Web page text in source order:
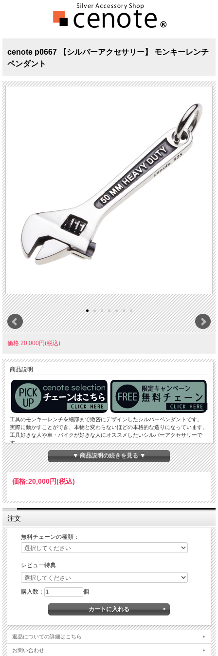
cenote p0667 【シルバーアクセサリー】 モンキーレンチ
ペンダント
価格:20,000円(税込)
商品説明
工具のモンキーレンチを細部まで緻密にデザインしたシルバーペンダントです。
実際に動かすことができ、本物と変わらないほどの本格的な造りになっています。
工具好きな人や車・バイクが好きな人にオススメしたいシルバーアクセサリーで
す。
素材:スターリングシルバー925
サイズ[縦:54mm 横:15mm 厚さ:4mm 重さ:6g] ※サイズには多少の個体差が
あります。
▼ 商品説明の続きを見る ▼
価格:20,000円(税込)
注文
無料チェーンの種類：
レビュー特典:
購入数： 個
返品についての詳細はこちら
お問い合わせ